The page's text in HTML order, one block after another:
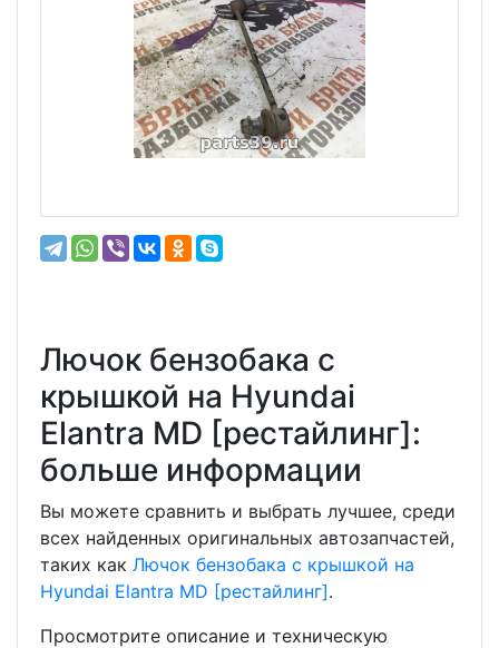
Лючок бензобака с
крышкой на Hyundai
Elantra MD [рестайлинг]:
больше информации
Вы можете сравнить и выбрать лучшее, среди
всех найденных оригинальных автозапчастей,
таких как Лючок бензобака с крышкой на
Hyundai Elantra MD [рестайлинг].
Просмотрите описание и техническую